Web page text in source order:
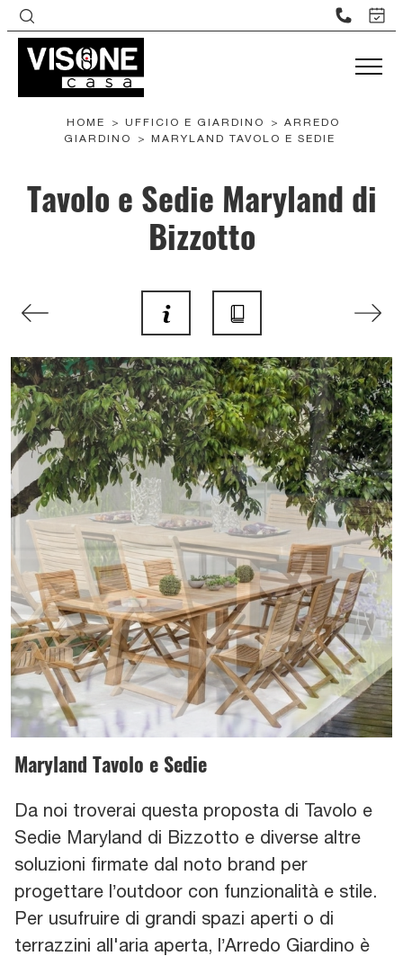
HOME > UFFICIO E GIARDINO > ARREDO
GIARDINO
> MARYLAND TAVOLO E SEDIE
Tavolo e Sedie Maryland di
Bizzotto
Maryland Tavolo e Sedie
Da noi troverai questa proposta di Tavolo e
Sedie Maryland di Bizzotto e diverse altre
soluzioni firmate dal noto brand per
progettare l’outdoor con funzionalità e stile.
Per usufruire di grandi spazi aperti o di
terrazzini all'aria aperta, l’Arredo Giardino è